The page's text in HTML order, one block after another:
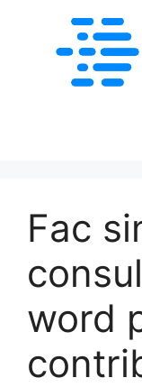
contenuto
Fac
word